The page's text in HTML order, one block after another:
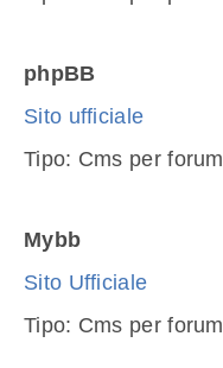
phpBB
Sito ufficiale
Tipo: Cms per forum
Mybb
Sito Ufficiale
Tipo: Cms per forum